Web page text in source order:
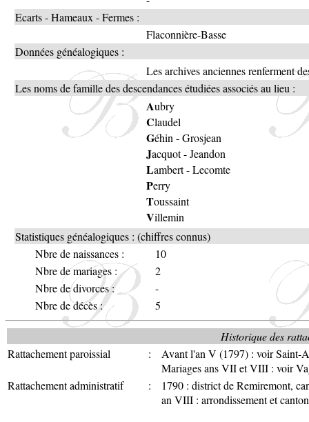
Ecarts - Hameaux - Fermes :
Flaconnière-Basse
Données généalogiques :
Les archives anciennes renferment
Les noms de famille des descendances étudiées associés au lieu :
Aubry
Claudel
Géhin -Grosjean
Jacquot-Jeandon
Lambert-Lecomte
Perry
Toussaint
Villemin
Statistiques généalogiques : (chiffres connus)
Nbre de naissances :
10
Nbre de mariages :
2
Nbre de divorces :
-
Nbre de décès :
5
Historique des
Rattachement paroissial
:
Avant l'an V (1797) : voir Saint-
Mariages ans VII et VIII : voir
Rattachement administratif
:
1790 : district de Remiremont,
an VIII : arrondissement et